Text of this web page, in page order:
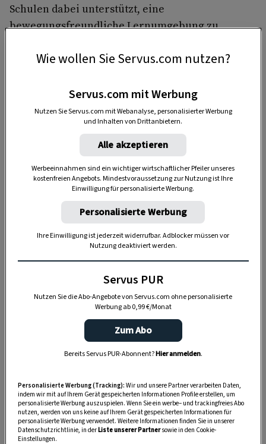
Schulen dabei unterstützt, eine
bewegungsfreundliche Lernumgebung zu
digitale Tools und eine enge Zusammenarbeit mit
Die Bewegte Schule: Bewegung und
Bildung vereint
In Zusammenarbeit mitServusTVund
Verein Bewegte Schule
Bildungsstiftungmotion4kidsim Schuljahr
2025/26 eine kostenlose Bewegungsinitiative für
100 Volksschulen in Österreich an – Die Bewegte
Schule. Sie ist Teil des Programms„Servus
. Die Mission ist klar: Gesundheit,
Bildungschancen und die soziale Kompetenz von
Kindern zu verbessern.
Wie wollen Sie Servus.com nutzen?
Servus.com mit Werbung
Nutzen Sie Servus.com mit Webanalyse, personalisierter Werbung
und Inhalten von Drittanbietern.
Alle akzeptieren
Werbeeinnahmen sind ein wichtiger wirtschaftlicher Pfeiler unseres
kostenfreien Angebots. Mindestvoraussetzung zur Nutzung ist Ihre
Einwilligung für personalisierte Werbung.
Personalisierte Werbung
Ihre Einwilligung ist jederzeit widerrufbar. Adblocker müssen vor
Nutzung deaktiviert werden.
Servus PUR
Nutzen Sie die Abo-Angebote von Servus.com ohne personalisierte
Werbung ab 0,99 €/Monat
Zum Abo
Bereits Servus PUR-Abonnent?Hier anmelden.
Personalisierte Werbung (Tracking): Wir und unsere Partner verarbeiten Daten,
indem wir mit auf Ihrem Gerät gespeicherten Informationen Profile erstellen, um
personalisierte Werbung auszuspielen. Wenn Sie ein werbe– und trackingfreies Abo
nutzen, werden von uns keine auf Ihrem Gerät gespeicherten Informationen für
personalisierte Werbung verwendet. Weitere Informationen finden Sie in unserer
Datenschutzrichtlinie, in derListe unserer Partnersowie in den Cookie-
Einstellungen.